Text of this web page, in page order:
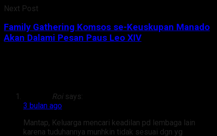
Next Post
Family Gathering Komsos se-Keuskupan Manado
Akan Dalami Pesan Paus Leo XIV
Roi says:
3 bulan ago
Mantap, Keluarga mencari keadilan pd lembaga lain
karena tuduhannya munhkin tidak sesuai dgn yg